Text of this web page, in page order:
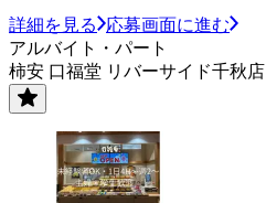
詳細を見る
応募画面に進む
アルバイト・パート
柿安 口福堂 リバーサイド千秋店